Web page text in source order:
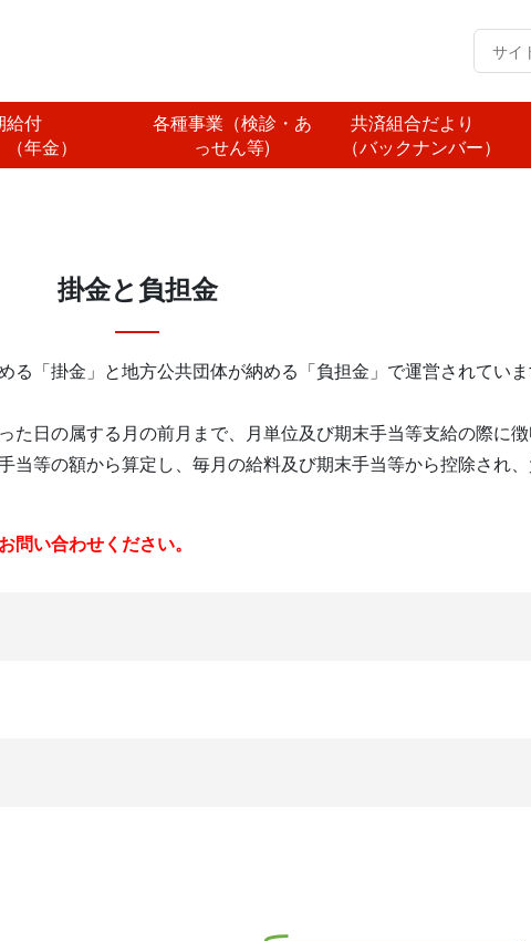
給付
（年金）
各種事業（検診・あ
っせん等)
共済組合だより
（バックナンバー）
掛金と負担金
る「掛金」と地方公共団体が納める「負担金」で運営されてい
日の属する月の前月まで、月単位及び期末手当等支給の際に徴
当等の額から算定し、毎月の給料及び期末手当等から控除され
い合わせください。